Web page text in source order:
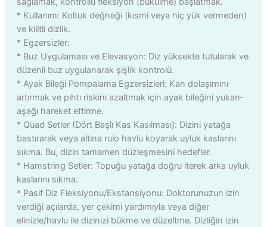
* Kullanım: Koltuk değneği (kısmi veya hiç yük vermeden)
ve kilitli dizlik.
* Egzersizler:
* Buz Uygulaması ve Elevasyon: Diz yüksekte tutularak ve
düzenli buz uygulanarak şişlik kontrolü.
* Ayak Bileği Pompalama Egzersizleri: Kan dolaşımını
artırmak ve pıhtı riskini azaltmak için ayak bileğini yukarı-
aşağı hareket ettirme.
* Quad Setler (Dört Başlı Kas Kasılması): Dizini yatağa
bastırarak veya altına rulo havlu koyarak uyluk kaslarını
sıkma. Bu, dizin tamamen düzleşmesini hedefler.
* Hamstring Setler: Topuğu yatağa doğru iterek arka uyluk
kaslarını sıkma.
* Pasif Diz Fleksiyonu/Ekstansiyonu: Doktorunuzun izin
verdiği açılarda, yer çekimi yardımıyla veya diğer
elinizle/havlu ile dizinizi bükme ve düzeltme. Dizliğin izin